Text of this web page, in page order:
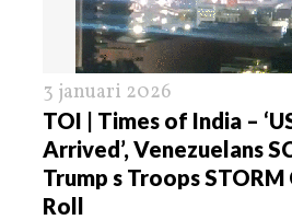
3 januari 2026
TOI | Times of India –
Arrived’, Venezuelans
Trump s Troops STORM
Roll